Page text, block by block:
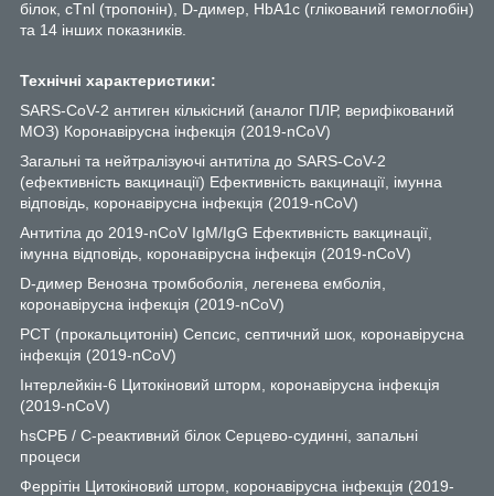
білок, cTnl (тропонін), D-димер, HbA1c (глікований гемоглобін)
та 14 інших показників.
Технічні характеристики:
SARS-CoV-2 антиген кількісний (аналог ПЛР, верифікований
МОЗ) Коронавірусна інфекція (2019-nCoV)
Загальні та нейтралізуючі антитіла до SARS-CoV-2
(ефективність вакцинації) Ефективність вакцинації, імунна
відповідь, коронавірусна інфекція (2019-nCoV)
Антитіла до 2019-nCoV IgM/IgG Ефективність вакцинації,
імунна відповідь, коронавірусна інфекція (2019-nCoV)
D-димер Венозна тромбоболія, легенева емболія,
коронавірусна інфекція (2019-nCoV)
PCT (прокальцитонін) Сепсис, септичний шок, коронавірусна
інфекція (2019-nCoV)
Інтерлейкін-6 Цитокіновий шторм, коронавірусна інфекція
(2019-nCoV)
hsCPБ / С-реактивний білок Серцево-судинні, запальні
процеси
Феррітін Цитокіновий шторм, коронавірусна інфекція (2019-